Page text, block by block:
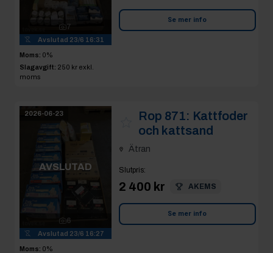
7
Avslutad 23/6 16:31
Moms: 0%
Slagavgift: 250 kr exkl.
moms
Se mer info
2026-06-23
AVSLUTAD
6
Avslutad 23/6 16:27
Moms: 0%
Rop 871: Kattfoder
och kattsand
Ätran
Slutpris:
2 400 kr AKEMS
Se mer info